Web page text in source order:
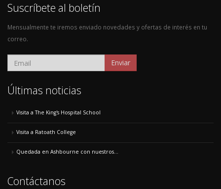
Suscríbete al boletín
Mensualmente te iremos enviado novedades y ofertas de interés en tu
correo.
Enviar
Últimas noticias
Visita a The King's Hospital School
Visita a Ratoath College
Quedada en Ashbourne con nuestros...
Contáctanos